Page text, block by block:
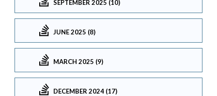
SEPTEMBER 2025 (10)
JUNE 2025 (8)
MARCH 2025 (9)
DECEMBER 2024 (17)